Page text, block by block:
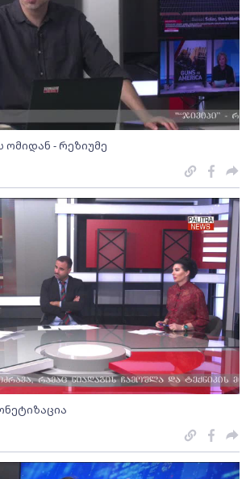
ომიდან - რეზიუმე